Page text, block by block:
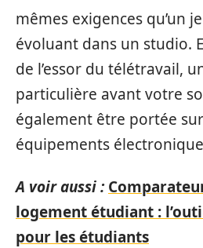
mêmes exigences qu’un
évoluant dans un studio.
de l’essor du télétravail,
particulière avant votre
également être portée
équipements
A voir aussi :
logement étudiant :
pour les étudiants